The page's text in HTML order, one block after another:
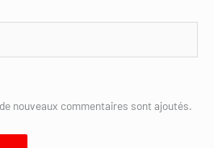
nouveaux commentaires sont ajoutés.